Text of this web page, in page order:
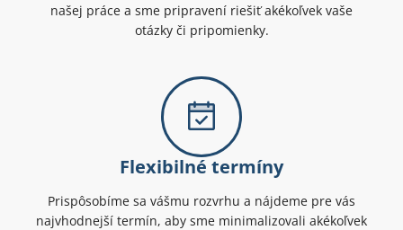
našej práce a sme pripravení riešiť akékoľvek vaše
otázky či pripomienky.
Flexibilné termíny
Prispôsobíme sa vášmu rozvrhu a nájdeme pre vás
najvhodnejší termín, aby sme minimalizovali akékoľvek